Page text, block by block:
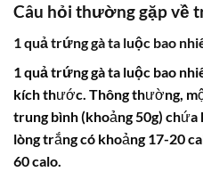
Câu hỏi thường gặp về
1 quả trứng gà ta luộc bao
1 quả trứng gà ta luộc bao
kích thước. Thông thường,
trung bình (khoảng 50g) chứa
lòng trắng có khoảng 17-20
60calo